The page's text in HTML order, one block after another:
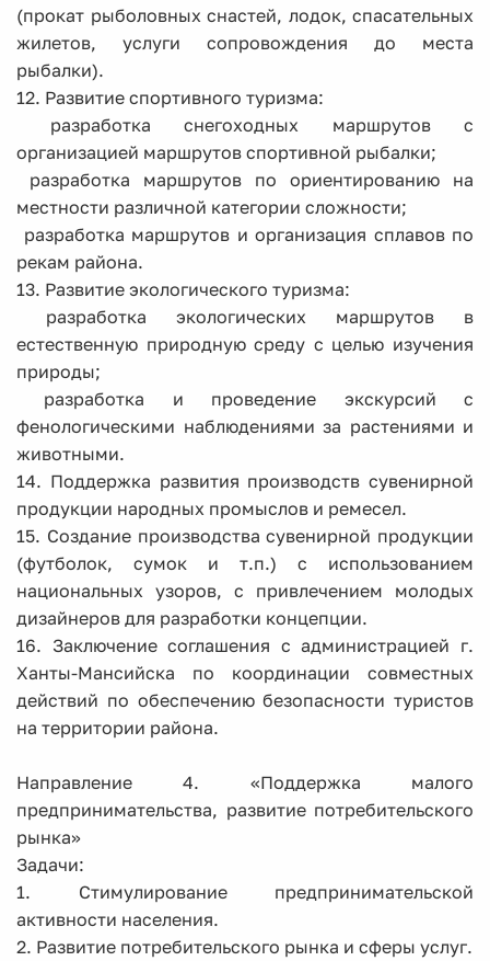
(прокат рыболовных снастей, лодок, спасательных
жилетов, услуги сопровождения до места
рыбалки).
12. Развитие спортивного туризма:
­ разработка снегоходных маршрутов с
организацией маршрутов спортивной рыбалки;
­ разработка маршрутов по ориентированию на
местности различной категории сложности;
­ разработка маршрутов и организация сплавов по
рекам района.
13. Развитие экологического туризма:
­ разработка экологических маршрутов в
естественную природную среду с целью изучения
природы;
­ разработка и проведение экскурсий с
фенологическими наблюдениями за растениями и
животными.
14. Поддержка развития производств сувенирной
продукции народных промыслов и ремесел.
15. Создание производства сувенирной продукции
(футболок, сумок и т.п.) с использованием
национальных узоров, с привлечением молодых
дизайнеров для разработки концепции.
16. Заключение соглашения с администрацией г.
Ханты-Мансийска по координации совместных
действий по обеспечению безопасности туристов
на территории района.
Направление 4. «Поддержка малого
предпринимательства, развитие потребительского
рынка»
Задачи:
1. Стимулирование предпринимательской
активности населения.
2. Развитие потребительского рынка и сферы услуг.